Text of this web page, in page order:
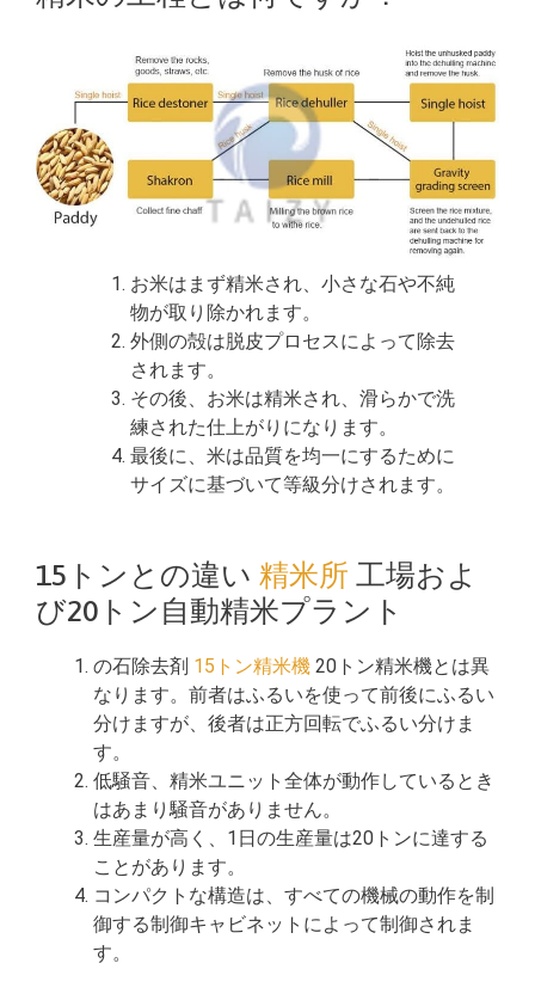
お米はまず精米され、小さな石や不純
物が取り除かれます。
外側の殻は脱皮プロセスによって除去
されます。
その後、お米は精米され、滑らかで洗
練された仕上がりになります。
最後に、米は品質を均一にするために
サイズに基づいて等級分けされます。
15トンとの違い 精米所 工場およ
び20トン自動精米プラント
の石除去剤 15トン精米機 20トン精米機とは異
なります。前者はふるいを使って前後にふるい
分けますが、後者は正方回転でふるい分けま
す。
低騒音、精米ユニット全体が動作しているとき
はあまり騒音がありません。
生産量が高く、1日の生産量は20トンに達する
ことがあります。
コンパクトな構造は、すべての機械の動作を制
御する制御キャビネットによって制御されま
す。